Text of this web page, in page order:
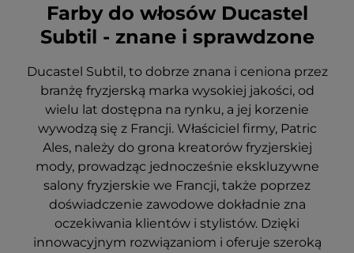
Farby do włosów Ducastel
Subtil - znane i sprawdzone
Ducastel Subtil, to dobrze znana i ceniona przez
branżę fryzjerską marka wysokiej jakości, od
wielu lat dostępna na rynku, a jej korzenie
wywodzą się z Francji. Właściciel firmy, Patric
Ales, należy do grona kreatorów fryzjerskiej
mody, prowadząc jednocześnie ekskluzywne
salony fryzjerskie we Francji, także poprzez
doświadczenie zawodowe dokładnie zna
oczekiwania klientów i stylistów. Dzięki
innowacyjnym rozwiązaniom i oferuje szeroką